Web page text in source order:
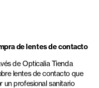
de lentes de contacto
de Opticalia Tienda
lentes de contacto que
un profesional sanitario